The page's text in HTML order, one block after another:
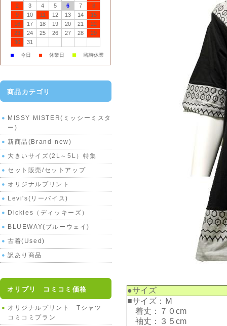
●サイズ
■サイズ：Ｍ
着丈：７０cm
袖丈：３５cm
2
3 4 5 6 7
8
9
10 11 12 13 14
15
16
17 18 19 20 21
22
23
24 25 26 27 28
29
30
31
■ 今日 ■ 休業日 ■ 臨時休業
商品カテゴリ
MISSY MISTER(ミッシーミスタ
ー)
新商品(Brand-new)
大きいサイズ(2L～5L）特集
セット販売/セットアップ
オリジナルプリント
Levi's(リーバイス)
Dickies（ディッキーズ）
BLUEWAY(ブルーウェイ)
古着(Used)
訳あり商品
オリプリ コミコミ価格
オリジナルプリント Tシャツ
コミコミプラン